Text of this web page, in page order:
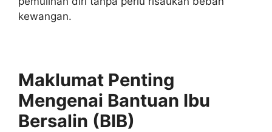
kewangan.
Maklumat Penting
Mengenai Bantuan Ibu
Bersalin (BIB)